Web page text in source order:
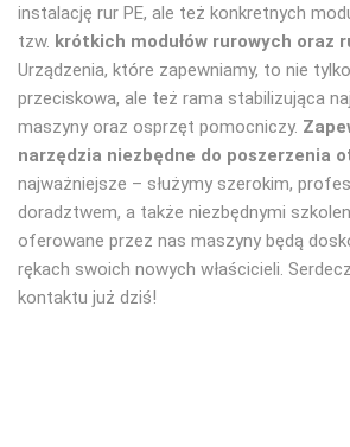
instalację rur PE, ale też konkretnych
tzw. krótkich modułów rurowych oraz
Urządzenia, które zapewniamy, to nie
przeciskowa, ale też rama stabilizująca
maszyny oraz osprzęt pomocniczy.
narzędzia niezbędne do poszerzenia
najważniejsze – służymy szerokim,
doradztwem, a także niezbędnymi
oferowane przez nas maszyny będą
rękach swoich nowych właścicieli.
kontaktu już dziś!